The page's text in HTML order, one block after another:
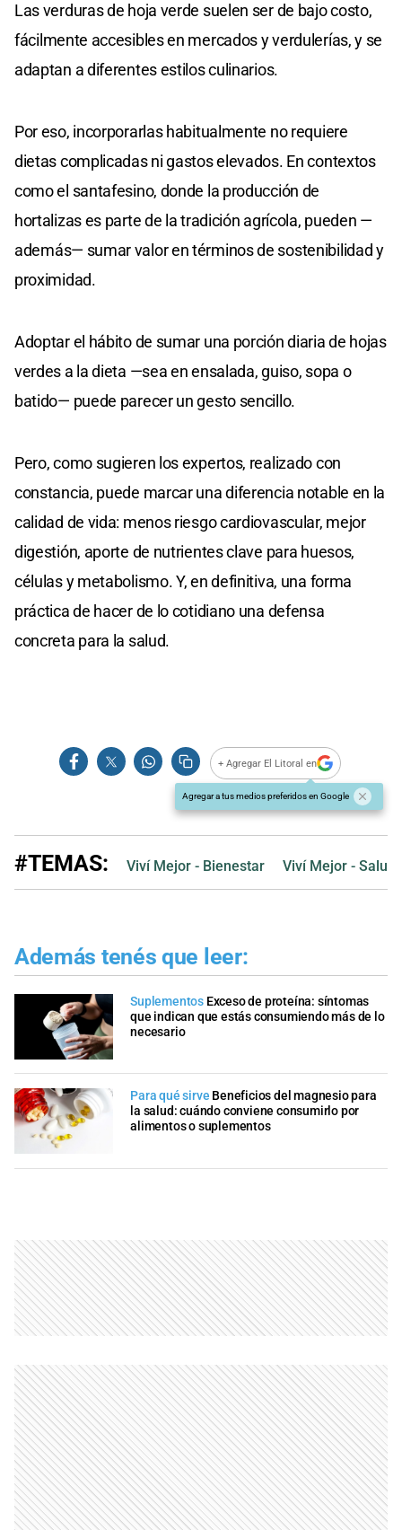
Las verduras de hoja verde suelen ser de bajo costo,
fácilmente accesibles en mercados y verdulerías, y se
adaptan a diferentes estilos culinarios.
Por eso, incorporarlas habitualmente no requiere
dietas complicadas ni gastos elevados. En contextos
como el santafesino, donde la producción de
hortalizas es parte de la tradición agrícola, pueden —
además— sumar valor en términos de sostenibilidad y
proximidad.
Adoptar el hábito de sumar una porción diaria de hojas
verdes a la dieta —sea en ensalada, guiso, sopa o
batido— puede parecer un gesto sencillo.
Pero, como sugieren los expertos, realizado con
constancia, puede marcar una diferencia notable en la
calidad de vida: menos riesgo cardiovascular, mejor
digestión, aporte de nutrientes clave para huesos,
células y metabolismo. Y, en definitiva, una forma
práctica de hacer de lo cotidiano una defensa
concreta para la salud.
+ Agregar El Litoral en
Agregar a tus medios preferidos en Google
#TEMAS: Viví Mejor - Bienestar Viví Mejor - Salud
Además tenés que leer:
Suplementos Exceso de proteína: síntomas
que indican que estás consumiendo más de lo
necesario
Para qué sirve Beneficios del magnesio para
la salud: cuándo conviene consumirlo por
alimentos o suplementos